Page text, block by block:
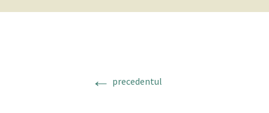
Concerte
← precedentul